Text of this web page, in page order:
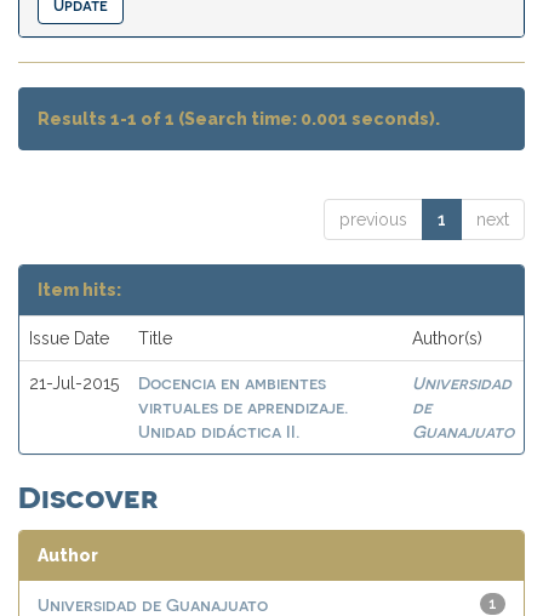
Results 1-1 of 1 (Search time: 0.001 seconds).
previous 1 next
Item hits:
Issue Date Title Author(s)
21-Jul-2015
Docencia en ambientes
virtuales de aprendizaje.
Unidad didáctica II.
Universidad
de
Guanajuato
Discover
Author
1
Universidad de Guanajuato